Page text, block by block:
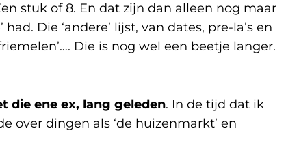
stuk of 8. En dat zijn dan alleen nog maar
Die ‘andere’ lijst, van dates, pre-la’s en
Die is nog wel een beetje langer.
die ene ex, lang geleden. In de tijd dat ik
over dingen als ‘de huizenmarkt’ en